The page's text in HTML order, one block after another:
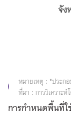
การกำหนดพื้นที่ใ